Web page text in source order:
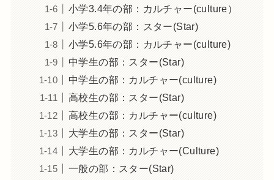
小学3.4年の部：カルチャー(culture）
小学5.6年の部：スター(Star)
小学5.6年の部：カルチャー(culture)
中学生の部：スター(Star)
中学生の部：カルチャー(culture)
高校生の部：スター(Star)
高校生の部：カルチャー(culture)
大学生の部：スター(Star)
大学生の部：カルチャー(Culture)
一般の部：スター(Star)